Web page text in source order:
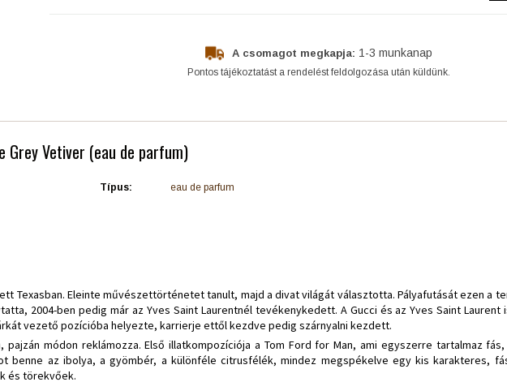
A csomagot megkapja: 1-3 munkanap
Pontos tájékoztatást a rendelést feldolgozása után küldünk.
Grey Vetiver (eau de parfum)
Típus: eau de parfum
Texasban. Eleinte művészettörténetet tanult, majd a divat világát választotta. Pályafutását ezen a
2004-ben pedig már az Yves Saint Laurentnél tevékenykedett. A Gucci és az Yves Saint Laurent
vezető pozícióba helyezte, karrierje ettől kezdve pedig szárnyalni kezdett.
pajzán módon reklámozza. Első illatkompozíciója a Tom Ford for Man, ami egyszerre tartalmaz
benne az ibolya, a gyömbér, a különféle citrusfélék, mindez megspékelve egy kis karakteres,
és törekvőek.